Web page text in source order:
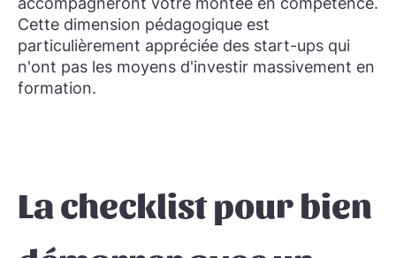
Cette dimension pédagogique est
particulièrement appréciée des start-ups qui
n'ont pas les moyens d'investir massivement en
formation.
La checklist pour bien